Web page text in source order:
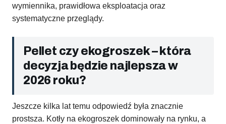
wymiennika, prawidłowa eksploatacja oraz
systematyczne przeglądy.
Pellet czy ekogroszek – która
decyzja będzie najlepsza w
2026 roku?
Jeszcze kilka lat temu odpowiedź była znacznie
prostsza. Kotły na ekogroszek dominowały na rynku, a